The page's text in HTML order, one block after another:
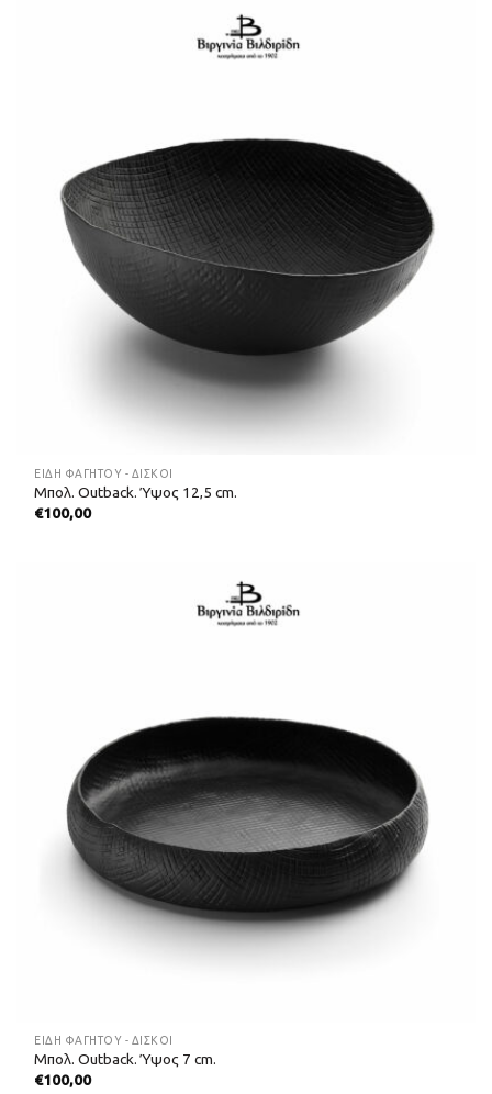
ΕΊΔΗ ΦΑΓΗΤΟΎ - ΔΊΣΚΟΙ
Μπολ. Outback. Ύψος 12,5 cm.
€100,00
ΕΊΔΗ ΦΑΓΗΤΟΎ - ΔΊΣΚΟΙ
Μπολ. Outback. Ύψος 7 cm.
€100,00